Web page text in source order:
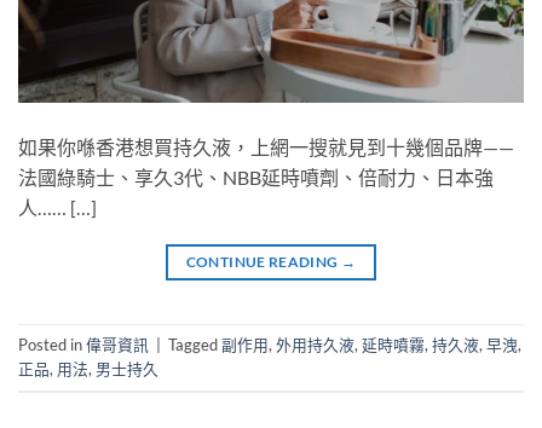
如果你喺香港想買持久液，上網一搜就見到十幾個品牌——
法國綠騎士、享久3代、NBB延時噴劑、倍耐力、日本強
人…… […]
CONTINUE READING →
Posted in偉哥資訊 Tagged副作用, 外用持久液, 延時噴霧, 持久液, 早洩,
正品, 用法, 男士持久